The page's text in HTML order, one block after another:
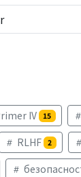
IV 15
RLHF 2